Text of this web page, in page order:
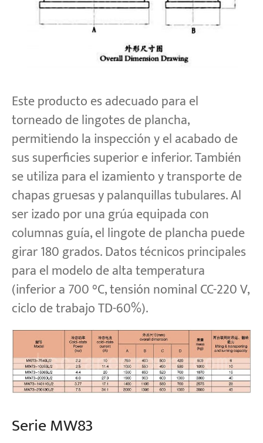
Aplicaciones
Este producto es adecuado para el
torneado de lingotes de plancha,
permitiendo la inspección y el acabado de
sus superficies superior e inferior. También
se utiliza para el izamiento y transporte de
chapas gruesas y palanquillas tubulares. Al
ser izado por una grúa equipada con
columnas guía, el lingote de plancha puede
girar 180 grados. Datos técnicos principales
para el modelo de alta temperatura
(inferior a 700 °C, tensión nominal CC-220 V,
ciclo de trabajo TD-60%).
Serie MW83